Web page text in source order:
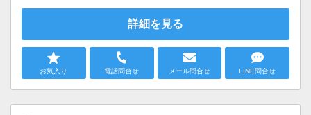
詳細を見る
お気入り 電話問合せ メール問合せ LINE問合せ